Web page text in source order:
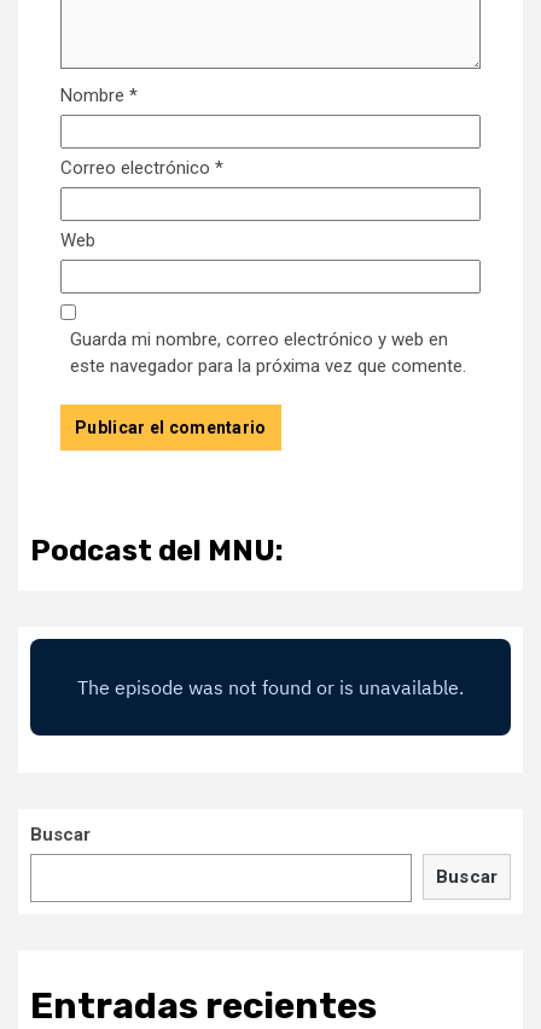
Nombre *
Correo electrónico *
Web
Guarda mi nombre, correo electrónico y web en
este navegador para la próxima vez que comente.
Podcast del MNU:
Buscar
Buscar
Entradas recientes